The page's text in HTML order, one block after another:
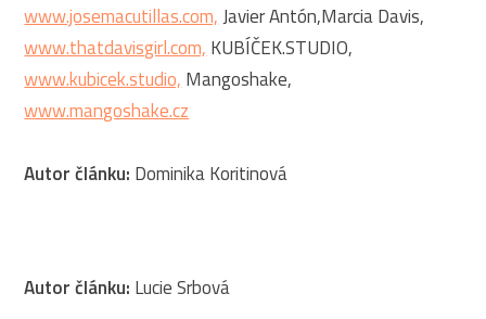
www.josemacutillas.com,Javier Antón,Marcia Davis,
www.thatdavisgirl.com,KUBÍČEK.STUDIO,
www.kubicek.studio,Mangoshake,
www.mangoshake.cz
Autor článku: Dominika Koritinová
Autor článku: Lucie Srbová